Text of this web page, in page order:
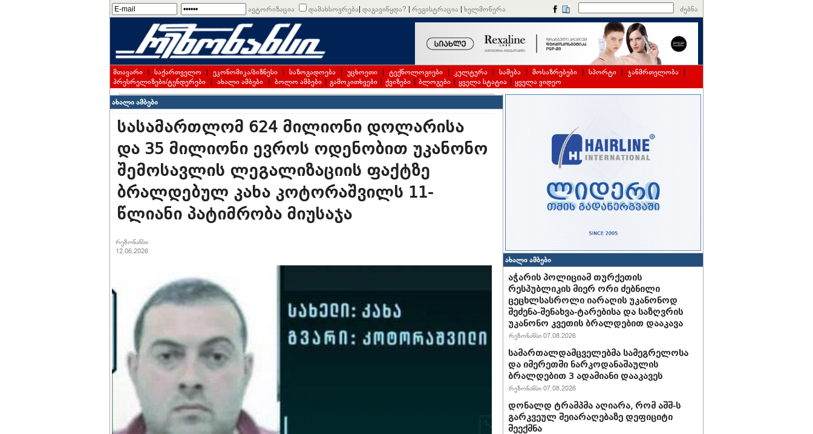
ავტორიზაცია დამახსოვრება| დაგავიწყდა? | რეგისტრაცია | ხელმოწერა ძებნა
მთავარი | საქართველო | ეკონომიკა/ბიზნესი | საზოგადოება | უცხოეთი | ტექნოლოგიები | კულტურა | სამება | მოსაზრებები | სპორტი | ჯანმრთელობა |
პრესრელიზები/ტენდერები | ახალი ამბები | ბოლო ამბები | გამოკითხვები | ქვიზები | ბლოგები | ყველა სტატია | ყველა ვიდეო
ახალი ამბები
სასამართლომ 624 მილიონი დოლარისა
და 35 მილიონი ევროს ოდენობით უკანონო
შემოსავლის ლეგალიზაციის ფაქტზე
ბრალდებულ კახა კოტორაშვილს 11-
წლიანი პატიმრობა მიუსაჯა
რეზონანსი
12.06.2026
ახალი ამბები
აჭარის პოლიციამ თურქეთის
რესპუბლიკის მიერ ორი ძებნილი
ცეცხლსასროლი იარაღის უკანონოდ
შეძენა-შენახვა-ტარებისა და საზღვრის
უკანონო კვეთის ბრალდებით დააკავა
რეზონანსი 07.08.2026
სამართალდამცველებმა სამეგრელოსა
და იმერეთში ნარკოდანაშაულის
ბრალდებით 3 ადამიანი დააკავეს
რეზონანსი 07.08.2026
დონალდ ტრამპმა აღიარა, რომ აშშ-ს
გარკვეულ შეიარაღებაზე დეფიციტი
შეექმნა